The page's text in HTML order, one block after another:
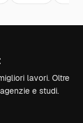
lavori. Oltre
e studi.